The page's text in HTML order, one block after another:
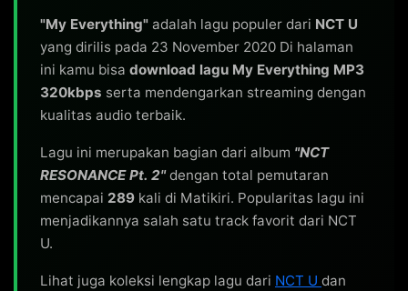
"My Everything" adalah lagu populer dari NCT U
yang dirilis pada 23 November 2020 Di halaman
ini kamu bisa download lagu My Everything MP3
320kbps serta mendengarkan streaming dengan
kualitas audio terbaik.
Lagu ini merupakan bagian dari album "NCT
RESONANCE Pt. 2"dengan total pemutaran
mencapai 289 kali di Matikiri. Popularitas lagu ini
menjadikannya salah satu track favorit dari NCT
U.
Lihat juga koleksi lengkap lagu dari NCT U dan